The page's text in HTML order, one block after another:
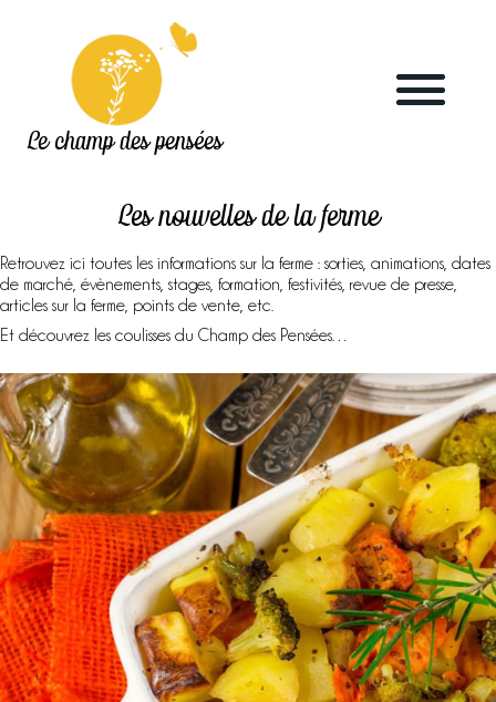
Le champ des pensées
Les nouvelles de la ferme
Retrouvez ici toutes les informations sur la ferme : sorties, animations, dates
de marché, évènements, stages, formation, festivités, revue de presse,
articles sur la ferme, points de vente, etc.
Et découvrez les coulisses du Champ des Pensées…
Accueil
Le blog
La ferme
Marchés & points de vente
L’herboristerie
La distillerie
Labels & démarches
L’atelier
Ateliers
& sorties
Boutique
A propos